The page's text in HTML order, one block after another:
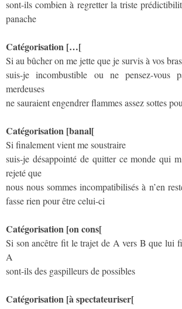
sont-ils combien à regretter la triste
panache
Catégorisation […[
Si au bûcher on me jette que je survis à vos
suis-je incombustible ou ne pensez-vous
merdeuses
ne sauraient engendrer flammes assez sottes
Catégorisation [banal[
Si finalement vient me soustraire
suis-je désappointé de quitter ce monde qui
rejeté que
nous nous sommes incompatibilisés à n’en
fasse rien pour être celui-ci
Catégorisation [on cons[
Si son ancêtre fit le trajet de A vers B que lui
A
sont-ils des gaspilleurs de possibles
Catégorisation [à spectateuriser[